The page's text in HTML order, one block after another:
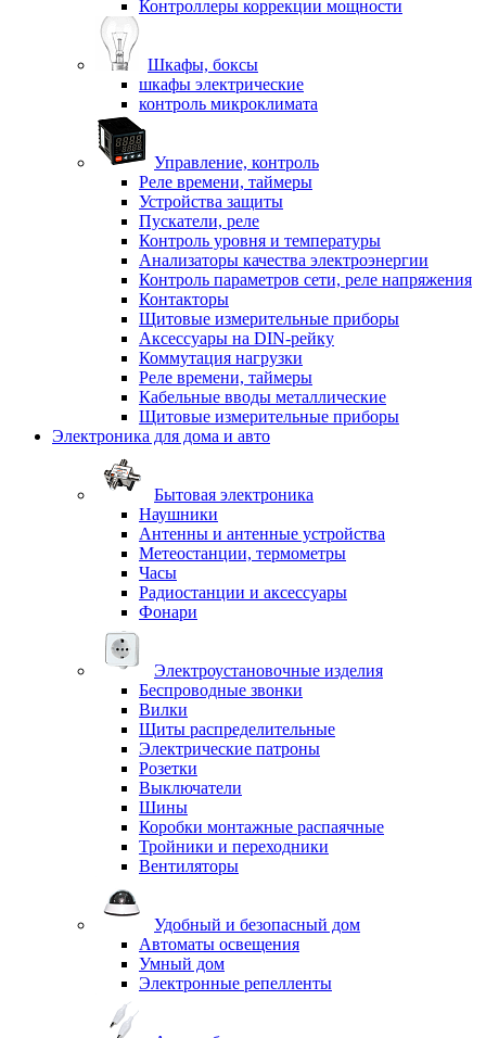
Контроллеры коррекции мощности
Шкафы, боксы
шкафы электрические
контроль микроклимата
Управление, контроль
Реле времени, таймеры
Устройства защиты
Пускатели, реле
Контроль уровня и температуры
Анализаторы качества электроэнергии
Контроль параметров сети, реле напряжения
Контакторы
Щитовые измерительные приборы
Аксессуары на DIN-рейку
Коммутация нагрузки
Реле времени, таймеры
Кабельные вводы металлические
Щитовые измерительные приборы
Электроника для дома и авто
Бытовая электроника
Наушники
Антенны и антенные устройства
Метеостанции, термометры
Часы
Радиостанции и аксессуары
Фонари
Электроустановочные изделия
Беспроводные звонки
Вилки
Щиты распределительные
Электрические патроны
Розетки
Выключатели
Шины
Коробки монтажные распаячные
Тройники и переходники
Вентиляторы
Удобный и безопасный дом
Автоматы освещения
Умный дом
Электронные репелленты